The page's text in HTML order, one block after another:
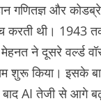
गणितज्ञ और
करती थी। 1943
ने दूसरे वर्ल्ड
शुरू किया। इसके
AI तेजी से आगे